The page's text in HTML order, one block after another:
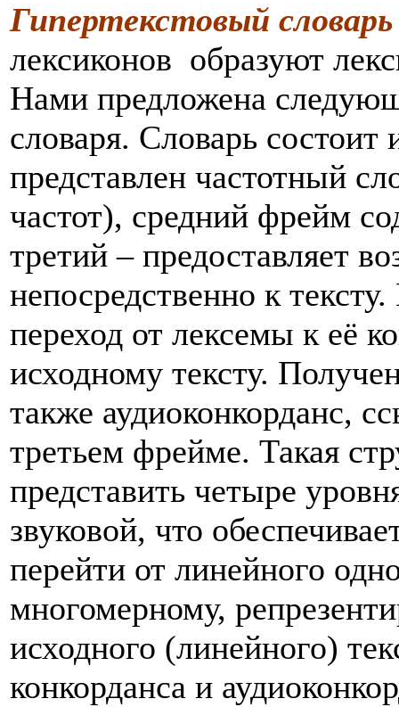
Гипертекстовый
лексиконов образуют
Нами предложена
словаря. Словарь
представлен частотный
частот), средний фрейм
третий – предоставляет
непосредственно к
переход от лексемы к её
исходному тексту.
также аудиоконкорданс,
третьем фрейме. Такая
представить четыре
звуковой, что
перейти от линейного
многомерному,
исходного (линейного)
конкорданса и